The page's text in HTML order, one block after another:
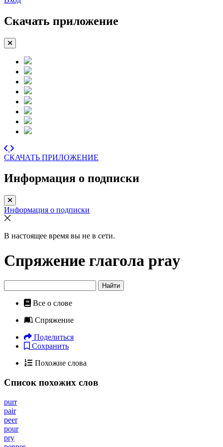
Скачать приложение
СКАЧАТЬ ПРИЛОЖЕНИЕ
Информация о подписки
Информация о подписки
В настоящее время вы не в сети.
Спряжение глагола pray
Найти
Все о слове
Спряжение
Поделиться
Сохранить
Похожие слова
Список похожих слов
purr
pair
peer
pour
pry